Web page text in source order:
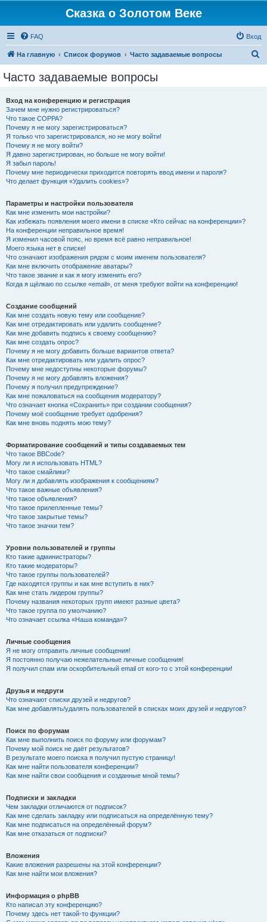
Сказка о Золотом Веке
FAQ Вход
На главную Список форумов Часто задаваемые вопросы
Часто задаваемые вопросы
Вход на конференцию и регистрация
Зачем мне нужно регистрироваться?
Что такое COPPA?
Почему я не могу зарегистрироваться?
Я только что зарегистрировался, но не могу войти!
Почему я не могу войти?
Я давно зарегистрирован, но больше не могу войти!
Я забыл пароль!
Почему мне периодически приходится повторять ввод имени и пароля?
Что делает функция «Удалить cookies»?
Параметры и настройки пользователя
Как мне изменить мои настройки?
Как избежать появления моего имени в списке «Кто сейчас на конференции»?
На конференции неправильное время!
Я изменил часовой пояс, но время всё равно неправильное!
Моего языка нет в списке!
Что означают изображения рядом с моим именем пользователя?
Как мне включить отображение аватары?
Что такое звание и как я могу изменить его?
Когда я щёлкаю по ссылке «email», от меня требуют войти на конференцию!
Создание сообщений
Как мне создать новую тему или сообщение?
Как мне отредактировать или удалить сообщение?
Как мне добавить подпись к своему сообщению?
Как мне создать опрос?
Почему я не могу добавить больше вариантов ответа?
Как мне отредактировать или удалить опрос?
Почему мне недоступны некоторые форумы?
Почему я не могу добавлять вложения?
Почему я получил предупреждение?
Как мне пожаловаться на сообщения модератору?
Что означает кнопка «Сохранить» при создании сообщения?
Почему моё сообщение требует одобрения?
Как мне вновь поднять мою тему?
Форматирование сообщений и типы создаваемых тем
Что такое BBCode?
Могу ли я использовать HTML?
Что такое смайлики?
Могу ли я добавлять изображения к сообщениям?
Что такое важные объявления?
Что такое объявления?
Что такое прилепленные темы?
Что такое закрытые темы?
Что такое значки тем?
Уровни пользователей и группы
Кто такие администраторы?
Кто такие модераторы?
Что такое группы пользователей?
Где находятся группы и как мне вступить в них?
Как мне стать лидером группы?
Почему названия некоторых групп имеют разные цвета?
Что такое группа по умолчанию?
Что означает ссылка «Наша команда»?
Личные сообщения
Я не могу отправить личные сообщения!
Я постоянно получаю нежелательные личные сообщения!
Я получил спам или оскорбительный email от кого-то с этой конференции!
Друзья и недруги
Что означают списки друзей и недругов?
Как мне добавлять/удалять пользователей в списках моих друзей и недругов?
Поиск по форумам
Как мне выполнить поиск по форуму или форумам?
Почему мой поиск не даёт результатов?
В результате моего поиска я получил пустую страницу!
Как мне найти пользователя конференции?
Как мне найти свои сообщения и созданные мной темы?
Подписки и закладки
Чем закладки отличаются от подписок?
Как мне сделать закладку или подписаться на определённую тему?
Как мне подписаться на определённый форум?
Как мне отказаться от подписки?
Вложения
Какие вложения разрешены на этой конференции?
Как мне найти мои вложения?
Информация о phpBB
Кто написал эту конференцию?
Почему здесь нет такой-то функции?